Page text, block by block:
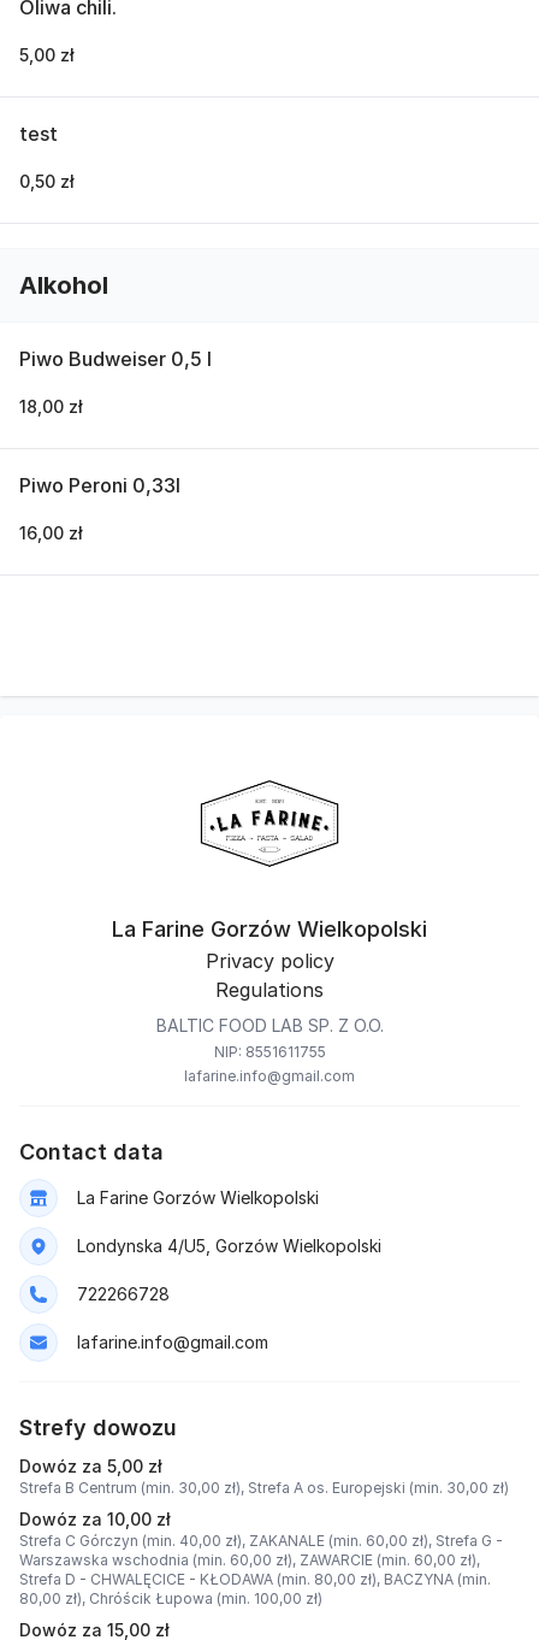
Oliwa chili.
5,00 zł
test
0,50 zł
Alkohol
Piwo Budweiser 0,5 l
18,00 zł
Piwo Peroni 0,33l
16,00 zł
La Farine Gorzów Wielkopolski
Privacy policy
Regulations
BALTIC FOOD LAB SP. Z O.O.
NIP: 8551611755
lafarine.info@gmail.com
Contact data
La Farine Gorzów Wielkopolski
Londynska 4/U5, Gorzów Wielkopolski
722266728
lafarine.info@gmail.com
Strefy dowozu
Dowóz za 5,00 zł
Strefa B Centrum (min. 30,00 zł), Strefa A os. Europejski (min. 30,00 zł)
Dowóz za 10,00 zł
Strefa C Górczyn (min. 40,00 zł), ZAKANALE (min. 60,00 zł), Strefa G -
Warszawska wschodnia (min. 60,00 zł), ZAWARCIE (min. 60,00 zł),
Strefa D - CHWALĘCICE - KŁODAWA (min. 80,00 zł), BACZYNA (min.
80,00 zł), Chróścik Łupowa (min. 100,00 zł)
Dowóz za 15,00 zł